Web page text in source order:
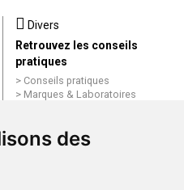
des
Divers
Retrouvez les conseils
pratiques
Conseils pratiques
Marques & Laboratoires
Mentions légales
Données personnelles